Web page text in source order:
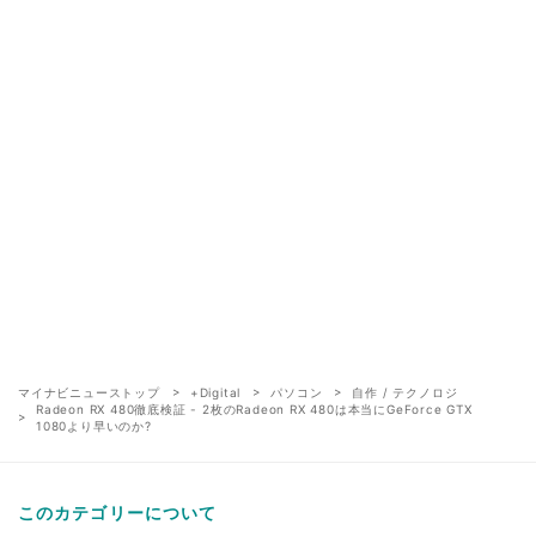
マイナビニューストップ +Digital パソコン
自作 / テクノロジ
Radeon RX 480徹底検証 - 2枚のRadeon RX 480は本当にGeForce GTX
1080より早いのか?
このカテゴリーについて